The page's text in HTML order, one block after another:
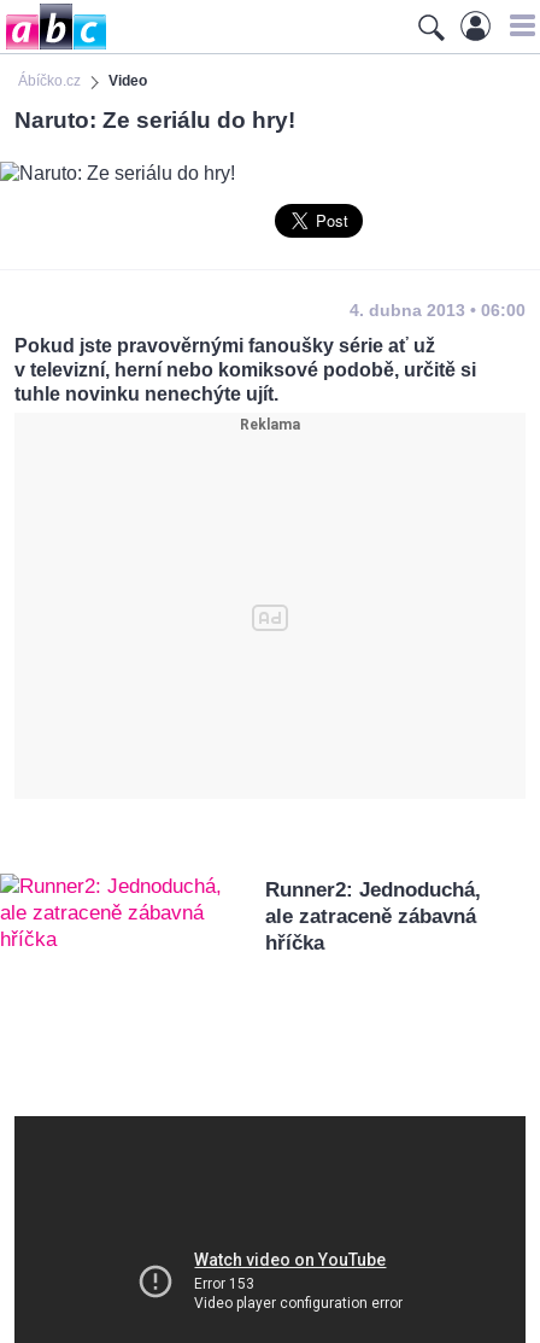
Ábíčko.cz Video
Naruto: Ze seriálu do hry!
4. dubna 2013 • 06:00
Pokud jste pravověrnými fanoušky série ať už
v televizní, herní nebo komiksové podobě, určitě si
tuhle novinku nenechýte ujít.
Runner2: Jednoduchá,
ale zatraceně zábavná
hříčka